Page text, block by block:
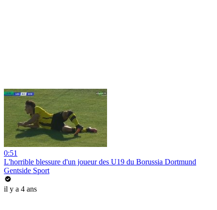
0:51
L'horrible blessure d'un joueur des U19 du Borussia Dortmund
Gentside Sport
il y a 4 ans